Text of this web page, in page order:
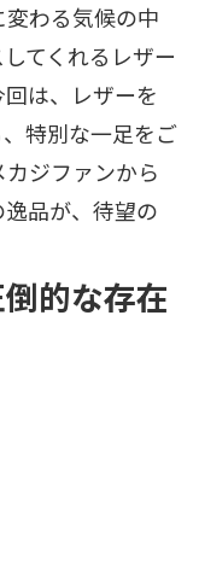
わる気候の中
てくれるレザー
は、レザーを
特別な一足をご
ジファンから
品が、待望の
的な存在